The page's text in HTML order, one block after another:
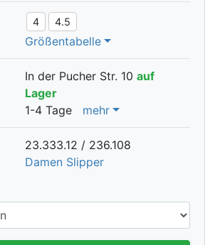
4 4.5
Größentabelle
In der Pucher Str. 10 auf
Lager
1-4 Tage mehr
23.333.12 / 236.108
Damen Slipper